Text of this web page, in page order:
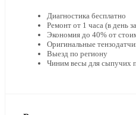
Диагностика бесплатно
Ремонт от 1 часа (в день
Экономия до 40% от
Оригинальные
Выезд по региону
Чиним весы для сыпучих